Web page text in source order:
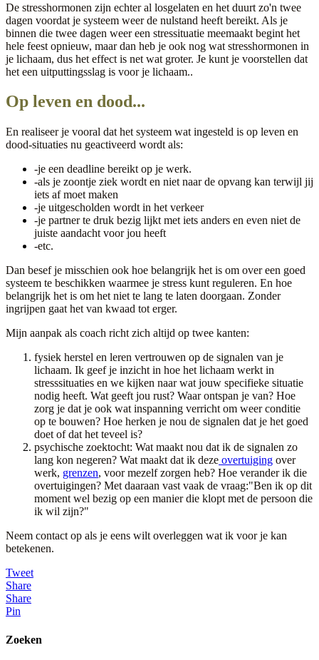
De stresshormonen zijn echter al losgelaten en het duurt zo'n twee
dagen voordat je systeem weer de nulstand heeft bereikt. Als je
binnen die twee dagen weer een stressituatie meemaakt begint het
hele feest opnieuw, maar dan heb je ook nog wat stresshormonen in
je lichaam, dus het effect is net wat groter. Je kunt je voorstellen dat
het een uitputtingsslag is voor je lichaam..
Op leven en dood...
En realiseer je vooral dat het systeem wat ingesteld is op leven en
dood-situaties nu geactiveerd wordt als:
-je een deadline bereikt op je werk.
-als je zoontje ziek wordt en niet naar de opvang kan terwijl jij
iets af moet maken
-je uitgescholden wordt in het verkeer
-je partner te druk bezig lijkt met iets anders en even niet de
juiste aandacht voor jou heeft
-etc.
Dan besef je misschien ook hoe belangrijk het is om over een goed
systeem te beschikken waarmee je stress kunt reguleren. En hoe
belangrijk het is om het niet te lang te laten doorgaan. Zonder
ingrijpen gaat het van kwaad tot erger.
Mijn aanpak als coach richt zich altijd op twee kanten:
fysiek herstel en leren vertrouwen op de signalen van je
lichaam. Ik geef je inzicht in hoe het lichaam werkt in
stresssituaties en we kijken naar wat jouw specifieke situatie
nodig heeft. Wat geeft jou rust? Waar ontspan je van? Hoe
zorg je dat je ook wat inspanning verricht om weer conditie
op te bouwen? Hoe herken je nou de signalen dat je het goed
doet of dat het teveel is?
psychische zoektocht: Wat maakt nou dat ik de signalen zo
lang kon negeren? Wat maakt dat ik deze overtuiging over
werk, grenzen, voor mezelf zorgen heb? Hoe verander ik die
overtuigingen? Met daaraan vast vaak de vraag:"Ben ik op dit
moment wel bezig op een manier die klopt met de persoon die
ik wil zijn?"
Neem contact op als je eens wilt overleggen wat ik voor je kan
betekenen.
Tweet
Share
Share
Pin
Zoeken